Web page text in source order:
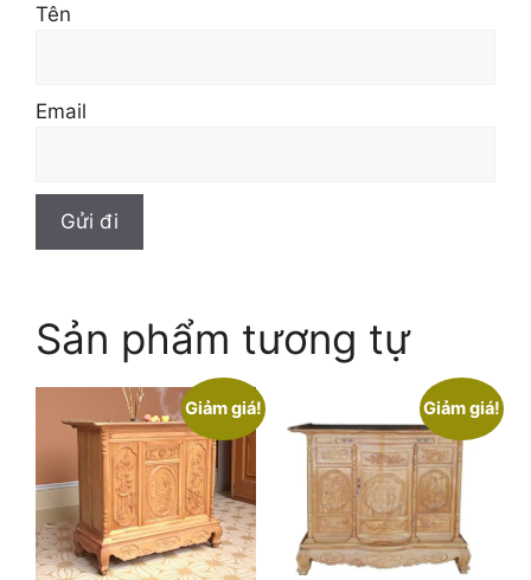
Tên
Email
Sản phẩm tương tự
Giảm giá! Giảm giá!